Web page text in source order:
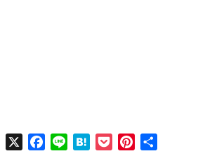
X Facebook
Line HatenaPocketPinterest